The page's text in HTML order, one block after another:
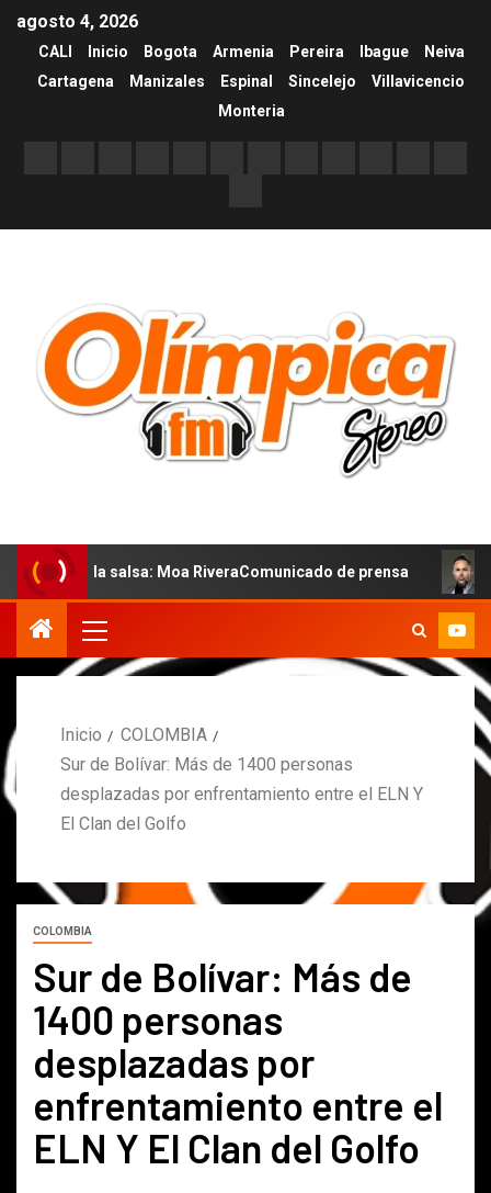
agosto 4, 2026
CALI Inicio Bogota Armenia Pereira Ibague
Neiva
Cartagena
Manizales Espinal Sincelejo
Villavicencio
Monteria
la salsa: Moa RiveraComunicado de prensa
Inicio
COLOMBIA
Sur de Bolívar: Más de 1400 personas
desplazadas por enfrentamiento entre el ELN Y
El Clan del Golfo
COLOMBIA
Sur de Bolívar: Más de
1400 personas
desplazadas por
enfrentamiento entre el
ELN Y El Clan del Golfo